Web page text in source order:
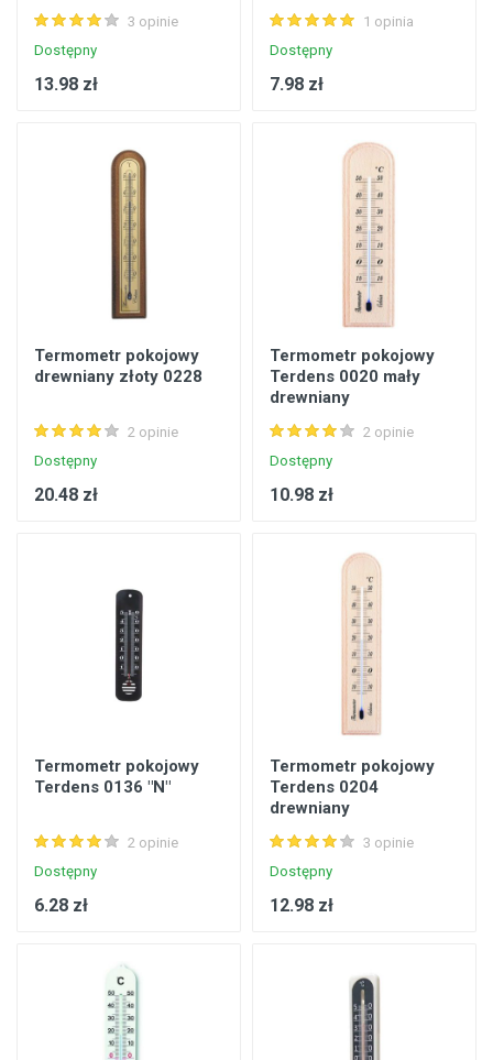
3 opinie
Dostępny
13.98 zł
1 opinia
Dostępny
7.98 zł
Termometr pokojowy
drewniany złoty 0228
2 opinie
Dostępny
20.48 zł
Termometr pokojowy
Terdens 0020 mały
drewniany
2 opinie
Dostępny
10.98 zł
Termometr pokojowy
Terdens 0136 "N"
2 opinie
Dostępny
6.28 zł
Termometr pokojowy
Terdens 0204
drewniany
3 opinie
Dostępny
12.98 zł